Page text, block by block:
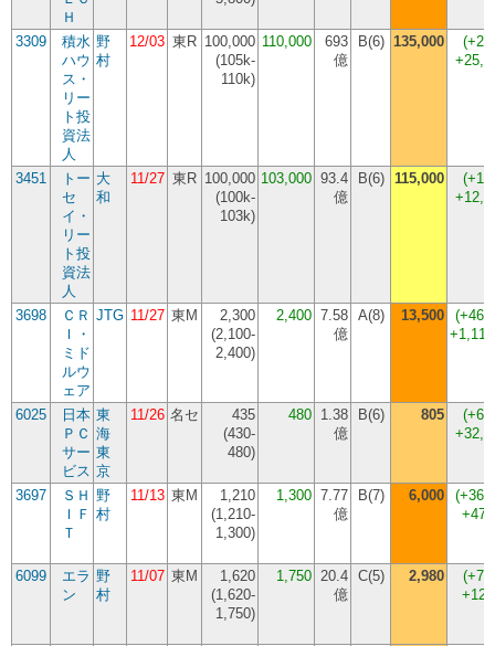
Ｈ
3309
積水
ハウ
ス・
リー
ト投
資法
人
野
村
12/03 東R 100,000
(105k-
110k)
110,000
693
億
B(6) 135,000 (
3451
トー
セ
イ・
リー
ト投
資法
人
大
和
11/27 東R 100,000
(100k-
103k)
103,000 93.4
億
B(6) 115,000 (
3698
ＣＲ
Ｉ・
ミド
ルウ
ェア
JTG 11/27 東M
2,300
(2,100-
2,400)
2,400 7.58
億
A(8) 13,500 (
6025
日本
ＰＣ
サー
ビス
東
海
東
京
11/26 名セ
435
(430-
480)
480 1.38
億
B(6) 805 (
3697
ＳＨ
ＩＦ
Ｔ
野
村
11/13 東M
1,210
(1,210-
1,300)
1,300 7.77
億
B(7) 6,000 (
6099
エラ
ン
野
村
11/07 東M
1,620
(1,620-
1,750)
1,750 20.4
億
C(5) 2,980 (